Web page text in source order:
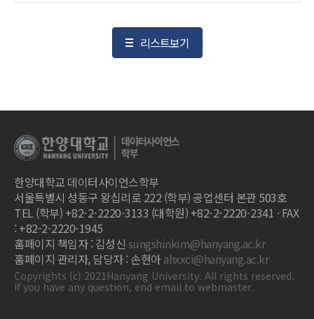
리스트보기
한양대학교 데이터사이언스학부
서울특별시 성동구 왕십리로 222 (학부) 공업센터 본관 503호
TEL (학부) +82-2-2220-3133 (대학원) +82-2-2220-2341 · FAX
: +82-2-2220-1945
홈페이지 책임자 : 김성신 sungshinkim@hanyang.ac.kr
홈페이지 관리자, 담당자 : 손현아ahxxci@hanyang.ac.kr
Copyrights (c) 2021Hanyang University. All rights reserved.
If you have any question, end email to webmaster.